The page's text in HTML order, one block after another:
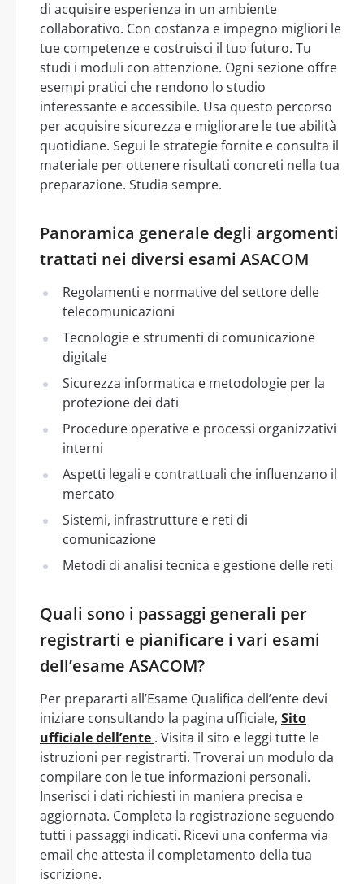
di acquisire esperienza in un ambiente
collaborativo. Con costanza e impegno migliori le
tue competenze e costruisci il tuo futuro. Tu
studi i moduli con attenzione. Ogni sezione offre
esempi pratici che rendono lo studio
interessante e accessibile. Usa questo percorso
per acquisire sicurezza e migliorare le tue abilità
quotidiane. Segui le strategie fornite e consulta il
materiale per ottenere risultati concreti nella tua
preparazione. Studia sempre.
Panoramica generale degli argomenti
trattati nei diversi esami ASACOM
Regolamenti e normative del settore delle
telecomunicazioni
Tecnologie e strumenti di comunicazione
digitale
Sicurezza informatica e metodologie per la
protezione dei dati
Procedure operative e processi organizzativi
interni
Aspetti legali e contrattuali che influenzano il
mercato
Sistemi, infrastrutture e reti di
comunicazione
Metodi di analisi tecnica e gestione delle reti
Quali sono i passaggi generali per
registrarti e pianificare i vari esami
dell’esame ASACOM?
Per prepararti all’Esame Qualifica dell’ente devi
iniziare consultando la pagina ufficiale, Sito
ufficiale dell’ente . Visita il sito e leggi tutte le
istruzioni per registrarti. Troverai un modulo da
compilare con le tue informazioni personali.
Inserisci i dati richiesti in maniera precisa e
aggiornata. Completa la registrazione seguendo
tutti i passaggi indicati. Ricevi una conferma via
email che attesta il completamento della tua
iscrizione.